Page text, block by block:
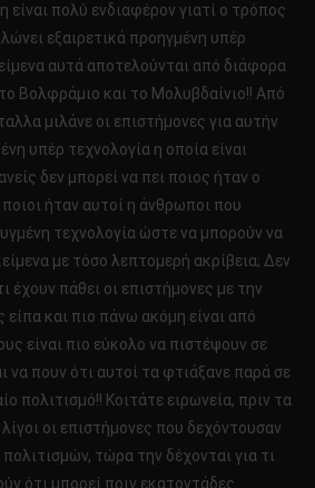
πολύ ενδιαφέρον γιατί ο τρόπος
εξαιρετικά προηγμένη υπέρ
αυτά αποτελούνται από διάφορα
Βολφράμιο και το Μολυβδαίνιο!! Από
μιλάνε οι επιστήμονες για αυτήν
υπέρ τεχνολογία η οποία είναι
δεν μπορεί να πει ποιος ήταν ο
ήταν αυτοί η άνθρωποι που
τεχνολογία ώστε να μπορούν να
με τόσο λεπτομερή ακρίβεια; Δεν
έχουν πάθει οι επιστήμονες με την
και πιο πάνω ακόμη είναι από
είναι πιο εύκολο να πιστέψουν σε
να πουν ότι αυτοί τα φτιάξανε παρά σε
πολιτισμό!! Κοιτάτε ειρωνεία, πριν τα
οι επιστήμονες που δεχόντουσαν
τώρα την δέχονται για τι
ότι μπορεί πριν εκατοντάδες